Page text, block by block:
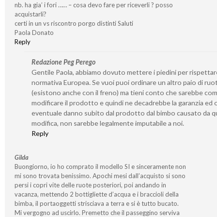
nb. ha gia’ i fori …… – cosa devo fare per riceverli ? posso
acquistarli?
certi in un vs riscontro porgo distinti Saluti
Paola Donato
Reply
Redazione Peg Perego
Gentile Paola, abbiamo dovuto mettere i piedini per
normativa Europea. Se vuoi puoi ordinare un altro paio di
(esistono anche con il freno) ma tieni conto che sarebbe
modificare il prodotto e quindi ne decadrebbe la garanzia ed
eventuale danno subito dal prodotto dal bimbo causato da
modifica, non sarebbe legalmente imputabile a noi.
Reply
Gilda
Buongiorno, io ho comprato il modello SI e sinceramente non
mi sono trovata benissimo. Apochi mesi dall’acquisto si sono
persi i copri vite delle ruote posteriori, poi andando in
vacanza, mettendo 2 bottigliette d’acqua e i braccioli della
bimba, il portaoggetti strisciava a terra e si è tutto bucato.
Mi vergogno ad uscirlo. Premetto che il passeggino serviva